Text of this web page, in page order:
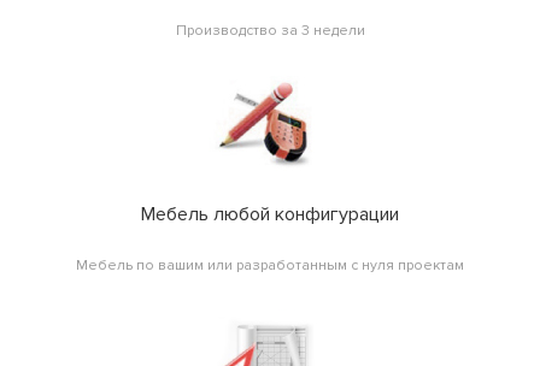
Производство за 3 недели
Мебель любой конфигурации
Мебель по вашим или разработанным с нуля проектам